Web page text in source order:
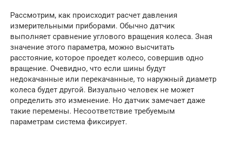
Рассмотрим, как происходит расчет давления
измерительными приборами. Обычно датчик
выполняет сравнение углового вращения колеса. Зная
значение этого параметра, можно высчитать
расстояние, которое проедет колесо, совершив одно
вращение. Очевидно, что если шины будут
недокачанные или перекачанные, то наружный диаметр
колеса будет другой. Визуально человек не может
определить это изменение. Но датчик замечает даже
такие перемены. Несоответствие требуемым
параметрам система фиксирует.